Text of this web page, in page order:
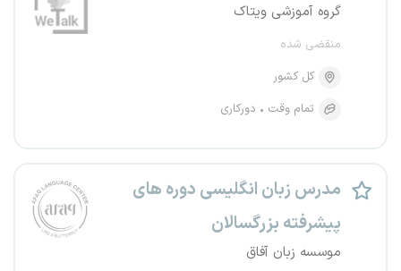
گروه آموزشی ویتاک
منقضی شده
کل کشور
تمام وقت
دورکاری
مدرس زبان انگلیسی دوره های
پیشرفته بزرگسالان
موسسه زبان آفاق